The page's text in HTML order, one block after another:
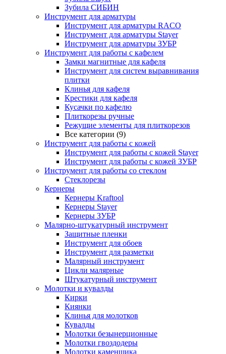
Зубила СИБИН
Инструмент для арматуры
Инструмент для арматуры RACO
Инструмент для арматуры Stayer
Инструмент для арматуры ЗУБР
Инструмент для работы с кафелем
Замки магнитные для кафеля
Инструмент для систем выравнивания
плитки
Клинья для кафеля
Крестики для кафеля
Кусачки по кафелю
Плиткорезы ручные
Режущие элементы для плиткорезов
Все категории (9)
Инструмент для работы с кожей
Инструмент для работы с кожей Stayer
Инструмент для работы с кожей ЗУБР
Инструмент для работы со стеклом
Стеклорезы
Кернеры
Кернеры Kraftool
Кернеры Stayer
Кернеры ЗУБР
Малярно-штукатурный инструмент
Защитные пленки
Инструмент для обоев
Инструмент для разметки
Малярный инструмент
Цикли малярные
Штукатурный инструмент
Молотки и кувалды
Кирки
Киянки
Клинья для молотков
Кувалды
Молотки безынерционные
Молотки гвоздодеры
Молотки каменщика